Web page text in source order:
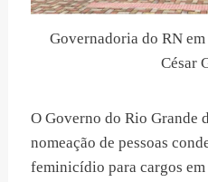
Governadoria do RN
César
O Governo do Rio Grande
nomeação de pessoas
feminicídio para cargos em